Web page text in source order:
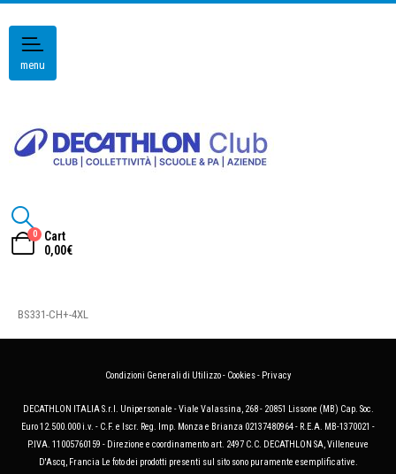
menu
0
Cart
0,00€
BS331-CH+-4XL
Condizioni Generali di Utilizzo- Cookies- Privacy
DECATHLON ITALIA S.r.l. Unipersonale - Viale Valassina, 268 - 20851 Lissone (MB) Cap. Soc.
Euro 12.500.000 i.v. - C.F. e Iscr. Reg. Imp. Monza e Brianza 02137480964 - R.E.A. MB-1370021 -
P.IVA. 11005760159 - Direzione e coordinamento art. 2497 C.C. DECATHLON SA, Villeneuve
D'Ascq, Francia Le foto dei prodotti presenti sul sito sono puramente esemplificative.